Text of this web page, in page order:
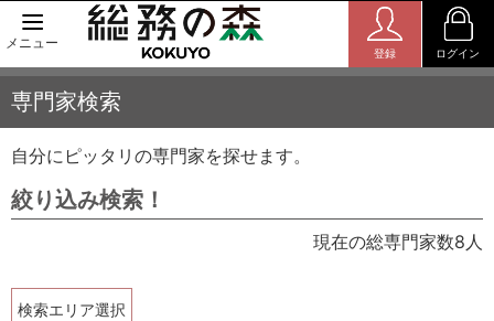
メニュー
登録 ログイン
専門家検索
自分にピッタリの専門家を探せます。
絞り込み検索！
現在の総専門家数8人
検索エリア選択